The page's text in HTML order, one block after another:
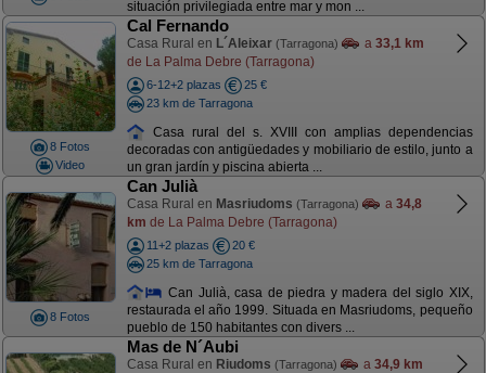
situación privilegiada entre mar y mon ...
8 Fotos
Video
Cal Fernando
Casa Rural en L´Aleixar (Tarragona) a 33,1 km
de La Palma Debre (Tarragona)
6-12+2 plazas
25 €
23 km de Tarragona
Casa rural del s. XVIII con amplias dependencias
decoradas con antigüedades y mobiliario de estilo, junto a
un gran jardín y piscina abierta ...
8 Fotos
Can Julià
Casa Rural en Masriudoms (Tarragona) a 34,8
km de La Palma Debre (Tarragona)
11+2 plazas
20 €
25 km de Tarragona
Can Julià, casa de piedra y madera del siglo XIX,
restaurada el año 1999. Situada en Masriudoms, pequeño
pueblo de 150 habitantes con divers ...
Mas de N´Aubi
Casa Rural en Riudoms (Tarragona) a 34,9 km